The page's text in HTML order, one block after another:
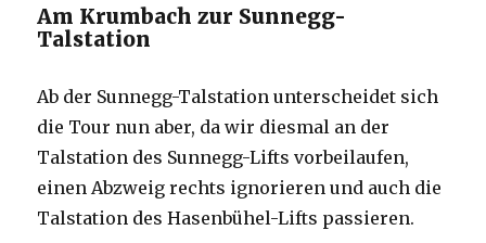
Am Krumbach zur Sunnegg-
Talstation
Ab der Sunnegg-Talstation unterscheidet sich
die Tour nun aber, da wir diesmal an der
Talstation des Sunnegg-Lifts vorbeilaufen,
einen Abzweig rechts ignorieren und auch die
Talstation des Hasenbühel-Lifts passieren.